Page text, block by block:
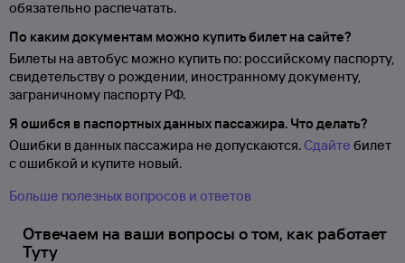
обязательно распечатать.
По каким документам можно купить билет на сайте?
Билеты на автобус можно купить по: российскому паспорту,
свидетельству о рождении, иностранному документу,
заграничному паспорту РФ.
Я ошибся в паспортных данных пассажира. Что делать?
Ошибки в данных пассажира не допускаются. Сдайте билет
с ошибкой и купите новый.
Больше полезных вопросов и ответов
Отвечаем на ваши вопросы о том, как работает
Туту